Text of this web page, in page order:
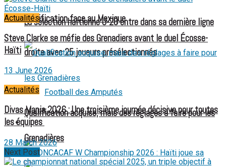
La sélection haïtienne U-20 entre dans sa dernière ligne
droite avec 25 joueurs présélectionnés
Football des Amputés
FOOTBALL FÉMININ
qualification face au Mexique
Qualification acquise, mais des réglages à faire pour les
Grenadières
Actualités
Steve Clarke se méfie des Grenadiers avant le duel Écosse-
Haïti
13 June 2026
Actualités
Divas Mania 2026 : Une troisième journée décisive pour toutes
les équipes
28 March 2026
Next Post